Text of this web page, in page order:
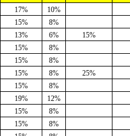
17%
10%
15%
8%
13% 6%
15%
15%
8%
15%
8%
15% 8%
25%
15%
8%
19%
12%
15%
8%
15%
8%